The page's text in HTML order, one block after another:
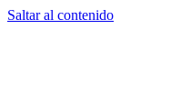
Saltar al contenido